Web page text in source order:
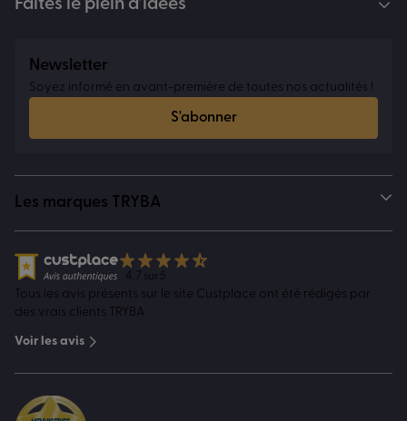
Faites le plein d’idées
Newsletter
Soyez informé en avant-première de toutes nos actualités !
S'abonner
Les marques TRYBA
4.7 sur 5
Tous les avis présents sur le site Custplace ont été rédigés par
des vrais clients TRYBA
Voir les avis